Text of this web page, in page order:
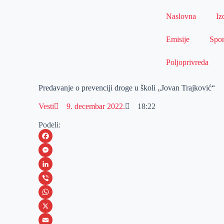
Naslovna
Emisije
Poljoprivreda
Predavanje o prevenciji droge u školi „Jovan Trajković“
Vesti 9. decembar 2022. 18:22
Podeli:
F
a
c
e
b
o
M
e
s
s
e
L
i
n
k
V
i
b
W
h
X